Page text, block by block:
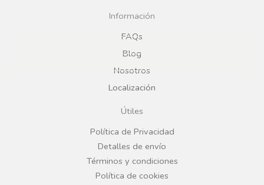
c
e
b
o
o
k
g
r
a
Información
FAQs
Blog
Nosotros
Localización
Útiles
Política de Privacidad
Detalles de envío
Términos y condiciones
Política de cookies